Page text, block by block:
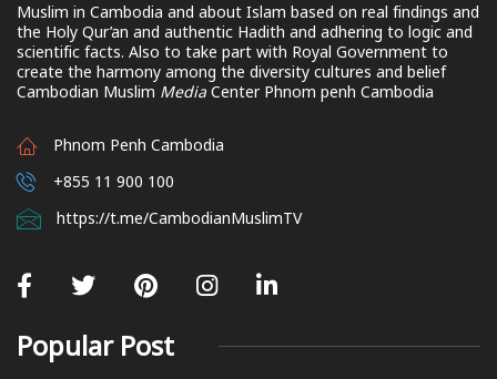
Muslim in Cambodia and about Islam based on real findings and
the Holy Qur’an and authentic Hadith and adhering to logic and
scientific facts. Also to take part with Royal Government to
create the harmony among the diversity cultures and belief
Cambodian Muslim Media Center Phnom penh Cambodia
Phnom Penh Cambodia
+855 11 900 100
https://t.me/CambodianMuslimTV
Popular Post